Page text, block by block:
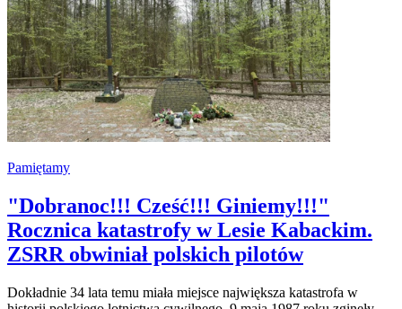
Pamiętamy
"Dobranoc!!! Cześć!!! Giniemy!!!"
Rocznica katastrofy w Lesie Kabackim.
ZSRR obwiniał polskich pilotów
Dokładnie 34 lata temu miała miejsce największa katastrofa w